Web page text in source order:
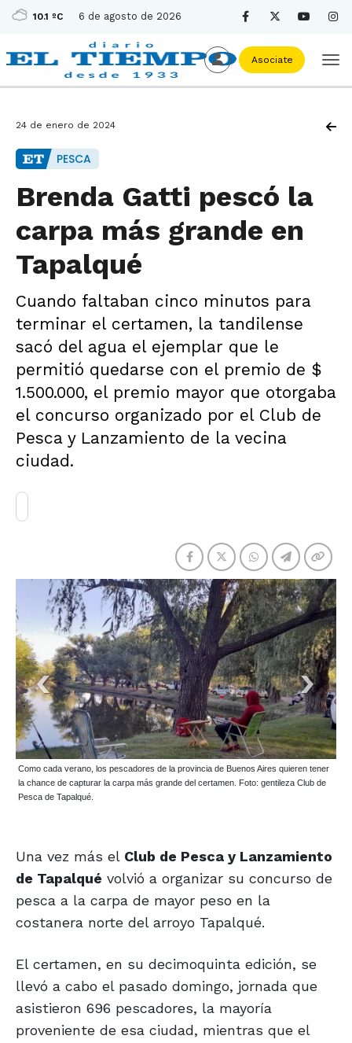
10.1 ºC 6 de agosto de 2026
Asociate
24 de enero de 2024
PESCA
Brenda Gatti pescó la
carpa más grande en
Tapalqué
Cuando faltaban cinco minutos para
terminar el certamen, la tandilense
sacó del agua el ejemplar que le
permitió quedarse con el premio de $
1.500.000, el premio mayor que otorgaba
el concurso organizado por el Club de
Pesca y Lanzamiento de la vecina
ciudad.
Como cada verano, los pescadores de la provincia de Buenos Aires quieren tener
la chance de capturar la carpa más grande del certamen. Foto: gentileza Club de
Pesca de Tapalqué.
Una vez más el Club de Pesca y Lanzamiento
de Tapalqué volvió a organizar su concurso de
pesca a la carpa de mayor peso en la
costanera norte del arroyo Tapalqué.
El certamen, en su decimoquinta edición, se
llevó a cabo el pasado domingo, jornada que
asistieron 696 pescadores, la mayoría
proveniente de esa ciudad, mientras que el